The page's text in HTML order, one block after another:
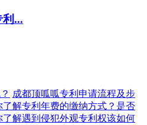
...
成都顶呱呱专利申请流程及步
解专利年费的缴纳方式？是否
解遇到侵犯外观专利权该如何